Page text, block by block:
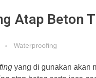
Atap Beton
Waterproofing
yang di gunakan akan